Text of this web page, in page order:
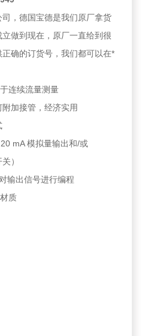
，德国宝德是我们原厂拿货
做到现在，原厂一直给到很
确的订货号，我们都可以在*
连续流量测量
加接管，经济实用
mA 模拟量输出和/或
）
输出信号进行编程
质